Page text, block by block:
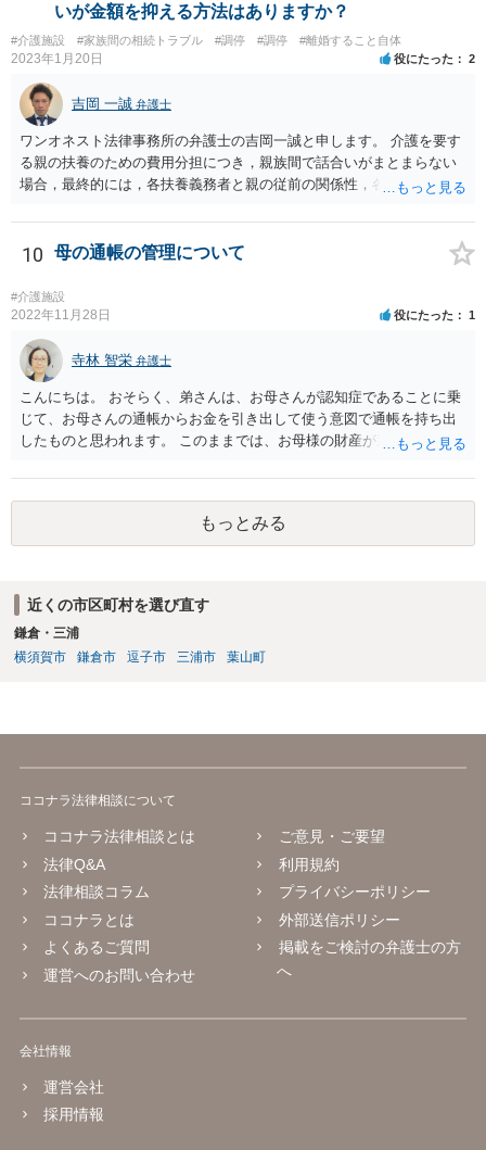
いが金額を抑える方法はありますか？
#介護施設 #家族間の相続トラブル #調停 #調停 #離婚すること自体
2023年1月20日 役にたった 2
吉岡 一誠 弁護士
ワンオネスト法律事務所の弁護士の吉岡一誠と申します。 介護を要す
る親の扶養のための費用分担につき，親族間で話合いがまとまらない
場合，最終的には，各扶養義務者と親の従前の関係性，各扶養義務者
します（審判）。審判においては，相談者様と弟，叔父，そして離婚
成立前であればお父様も必ず当事者として申立をすることになりま
す。 相談者様ができる限り負担額を低減させたい場合は，従前より親
と別居して関係が疎遠であったこと（弟比べて親から経済的に支えて
もらった程度が低いようならその旨も）や，現在の日常生活における
収支状況として余剰が少ないことなどを，できる限り客観的な資料を
示しつつ主張立証することが望ましいでしょう。 裁判上，分担すべき
介護費については，平均的な金額が定められるので，他の扶養義務者
が過度に高額な費用をかけようとしているなら，過剰な部分について
相談者様が支払う必要はないでしょう。 なお，その他挙げていただい
たような事情は，一般的に介護費等の分担割合を定める上で考慮され
10 母の通帳の管理について
#介護施設
2022年11月28日 役にたった 1
寺林 智栄 弁護士
こんにちは。 おそらく、弟さんは、お母さんが認知症であることに乗
じて、お母さんの通帳からお金を引き出して使う意図で通帳を持ち出
したものと思われます。 このままでは、お母様の財産が逸出するのを
って通帳とカードの盗難届を出し、新たに通帳とカードを発行しても
らうことです。 そして、貸金庫に預けるなどして弟さんが使えないよ
うにするのが良いでしょう。 また、成年後見の申立をして通帳を後見
人が管理できるようにすることも必要かと思います。 この点について
もっとみる
近くの市区町村を選び直す
鎌倉・三浦
横須賀市
鎌倉市 逗子市 三浦市 葉山町
ココナラ法律相談について
ココナラ法律相談とは
法律Q&A
法律相談コラム
ココナラとは
よくあるご質問
運営へのお問い合わせ
ご意見・ご要望
利用規約
プライバシーポリシー
外部送信ポリシー
掲載をご検討の弁護士の方
へ
会社情報
運営会社
採用情報